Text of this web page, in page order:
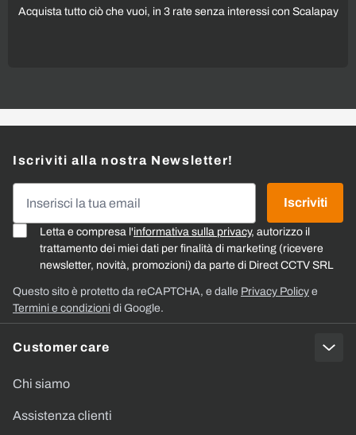
Acquista tutto ciò che vuoi, in 3 rate senza interessi con Scalapay
Customer care
Chi siamo
Assistenza clienti
Iscriviti alla nostra Newsletter!
Letta e compresa l'informativa sulla privacy, autorizzo il
trattamento dei miei dati per finalità di marketing (ricevere
newsletter, novità, promozioni) da parte di Direct CCTV SRL
Iscriviti
Questo sito è protetto da reCAPTCHA, e dalle Privacy Policy e
Termini e condizioni di Google.